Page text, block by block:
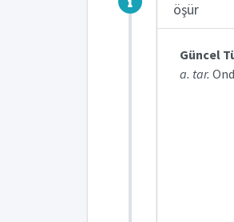
öşür
Güncel
a. tar.